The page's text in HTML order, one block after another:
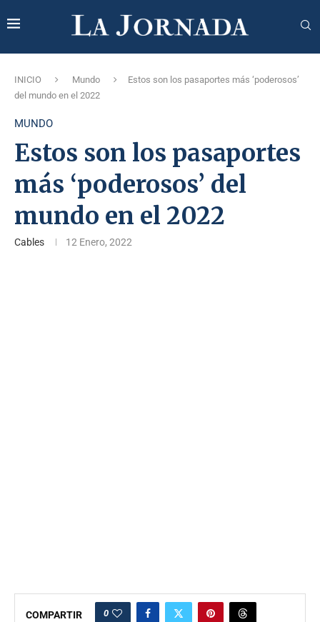
INICIO Mundo
Estos son los pasaportes más ‘poderosos’
del mundo en el 2022
MUNDO
Estos son los pasaportes
más ‘poderosos’ del
mundo en el 2022
Cables 12 Enero, 2022
COMPARTIR 0